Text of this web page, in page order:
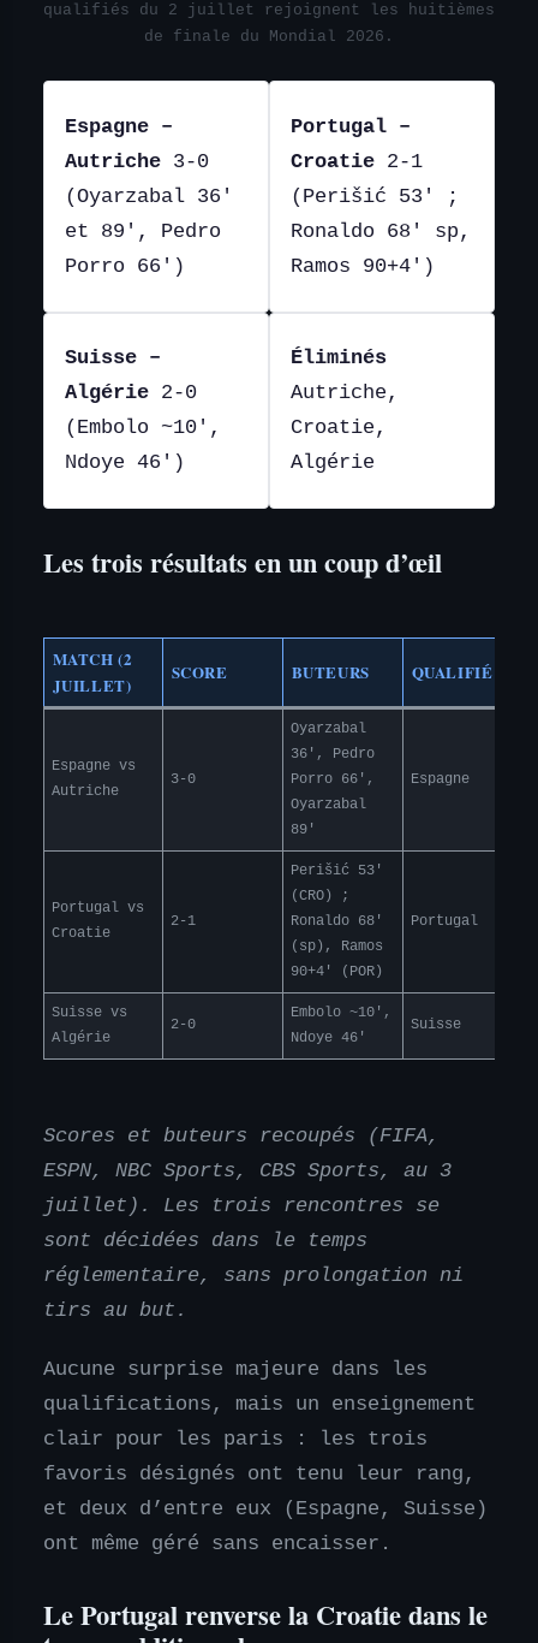
qualifiés du 2 juillet rejoignent les huitièmes
de finale du Mondial 2026.
Espagne –
Autriche3-0
(Oyarzabal 36′
et 89′, Pedro
Porro 66′)
Portugal –
Croatie2-1
(Perišić 53′ ;
Ronaldo 68′ sp,
Ramos 90+4′)
Suisse –
Algérie2-0
(Embolo ~10′,
Ndoye 46′)
Éliminés
Autriche,
Croatie,
Algérie
Les trois résultats en un coup d’œil
MATCH (2
JUILLET)
SCORE BUTEURS QUALIFIÉ
Espagne vs
Autriche
3-0
Oyarzabal
36′, Pedro
Porro 66′,
Oyarzabal
89′
Espagne
Portugal vs
Croatie
2-1
Perišić 53′
(CRO) ;
Ronaldo 68′
(sp), Ramos
90+4′ (POR)
Portugal
Suisse vs
Algérie
2-0
Embolo ~10′,
Ndoye 46′
Suisse
Scores et buteurs recoupés (FIFA,
ESPN, NBC Sports, CBS Sports, au 3
juillet). Les trois rencontres se
sont décidées dans le temps
réglementaire, sans prolongation ni
tirs au but.
Aucune surprise majeure dans les
qualifications, mais un enseignement
clair pour les paris : les trois
favoris désignés ont tenu leur rang,
et deux d’entre eux (Espagne, Suisse)
ont même géré sans encaisser.
Le Portugal renverse la Croatie dans le